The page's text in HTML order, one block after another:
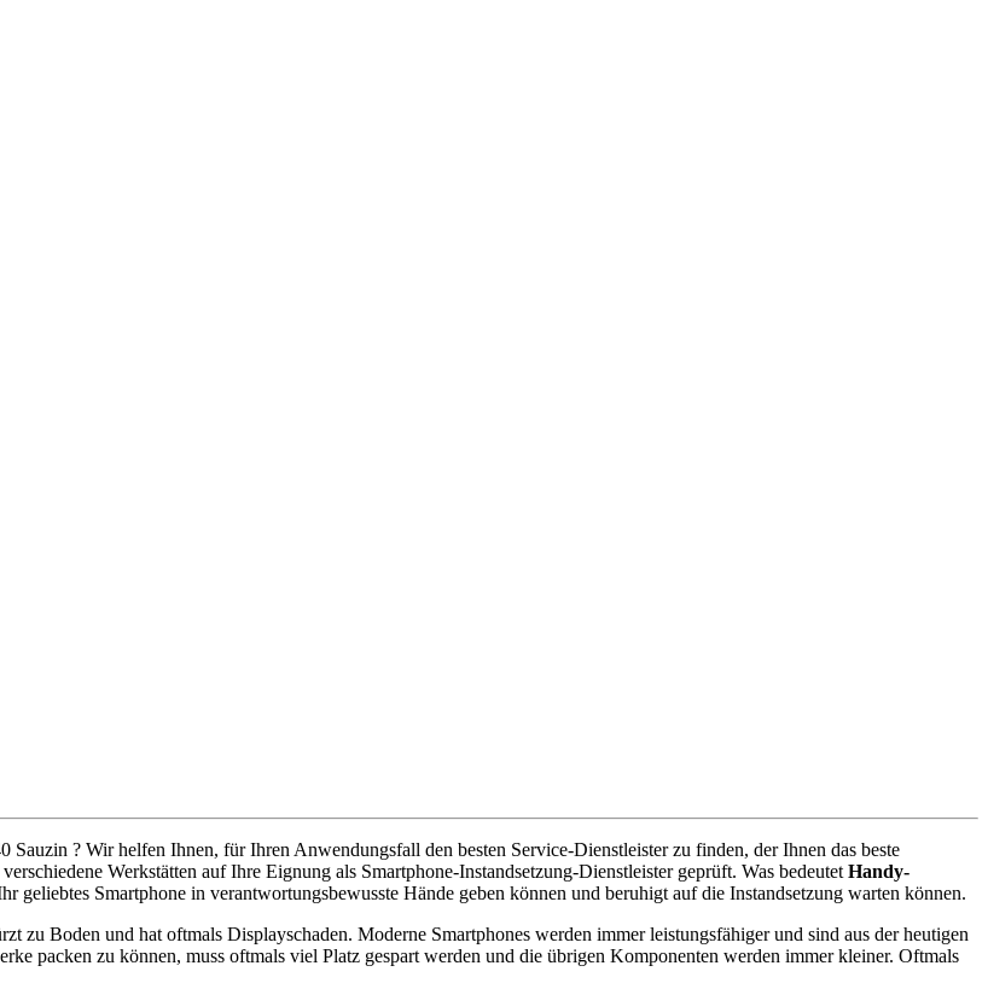
Sauzin ? Wir helfen Ihnen, für Ihren Anwendungsfall den besten Service-Dienstleister zu finden, der Ihnen das beste
Werkstätten auf Ihre Eignung als Smartphone-Instandsetzung-Dienstleister geprüft. Was bedeutet Handy-
geliebtes Smartphone in verantwortungsbewusste Hände geben können und beruhigt auf die Instandsetzung warten können.
zu Boden und hat oftmals Displayschaden. Moderne Smartphones werden immer leistungsfähiger und sind aus der heutigen
packen zu können, muss oftmals viel Platz gespart werden und die übrigen Komponenten werden immer kleiner. Oftmals